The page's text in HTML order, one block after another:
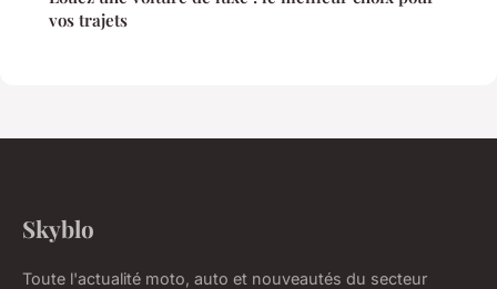
vos trajets
Skyblo
Toute l'actualité moto, auto et nouveautés du secteur